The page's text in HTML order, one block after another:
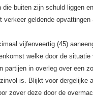
buiten zijn schuld liggen
geldende opvattingen
vijfenveertig (45)
welke door de
in overleg over een
is. Blijkt voor dergelijke
zover deze door de